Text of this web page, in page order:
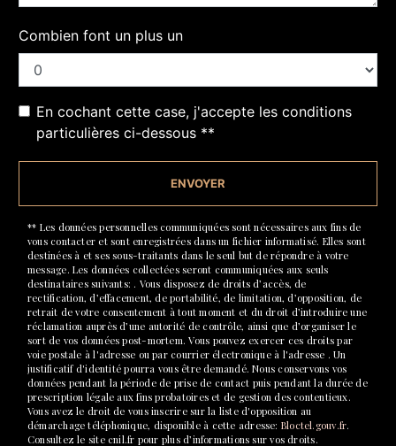
Combien font un plus un
En cochant cette case, j'accepte les conditions
particulières ci-dessous **
ENVOYER
** Les données personnelles communiquées sont nécessaires aux fins de
vous contacter et sont enregistrées dans un fichier informatisé. Elles sont
destinées à et ses sous-traitants dans le seul but de répondre à votre
message. Les données collectées seront communiquées aux seuls
destinataires suivants: . Vous disposez de droits d’accès, de
rectification, d’effacement, de portabilité, de limitation, d’opposition, de
retrait de votre consentement à tout moment et du droit d’introduire une
réclamation auprès d’une autorité de contrôle, ainsi que d’organiser le
sort de vos données post-mortem. Vous pouvez exercer ces droits par
voie postale à l'adresse ou par courrier électronique à l'adresse . Un
justificatif d'identité pourra vous être demandé. Nous conservons vos
données pendant la période de prise de contact puis pendant la durée de
prescription légale aux fins probatoires et de gestion des contentieux.
Vous avez le droit de vous inscrire sur la liste d'opposition au
démarchage téléphonique, disponible à cette adresse: Bloctel.gouv.fr.
Consultez le site cnil.fr pour plus d’informations sur vos droits.